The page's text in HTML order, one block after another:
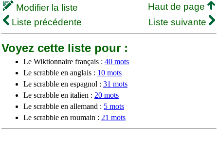
Modifier la liste
Haut de page
Liste précédente
Liste suivante
Voyez cette liste pour :
Le Wiktionnaire français : 40 mots
Le scrabble en anglais : 10 mots
Le scrabble en espagnol : 31 mots
Le scrabble en italien : 20 mots
Le scrabble en allemand : 5 mots
Le scrabble en roumain : 21 mots